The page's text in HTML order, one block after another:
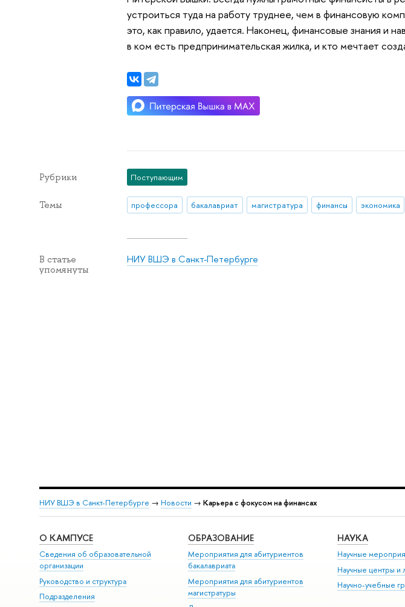
устроиться туда на работу труднее, чем в финансовую
это, как правило, удается. Наконец, финансовые знания и
в ком есть предпринимательская жилка, и кто мечтает
Рубрики Поступающим
Темы профессора бакалавриат магистратура финансы экономика
В статье
упомянуты
НИУ ВШЭ в Санкт-Петербурге
НИУ ВШЭ в Санкт-Петербурге → Новости → Карьера с фокусом на финансах
О КАМПУСЕ
Сведения об образовательной
организации
Руководство и структура
Подразделения
ОБРАЗОВАНИЕ
Мероприятия для абитуриентов
бакалавриата
Мероприятия для абитуриентов
магистратуры
НАУКА
Научные
Научные центры и
Научно-учебные